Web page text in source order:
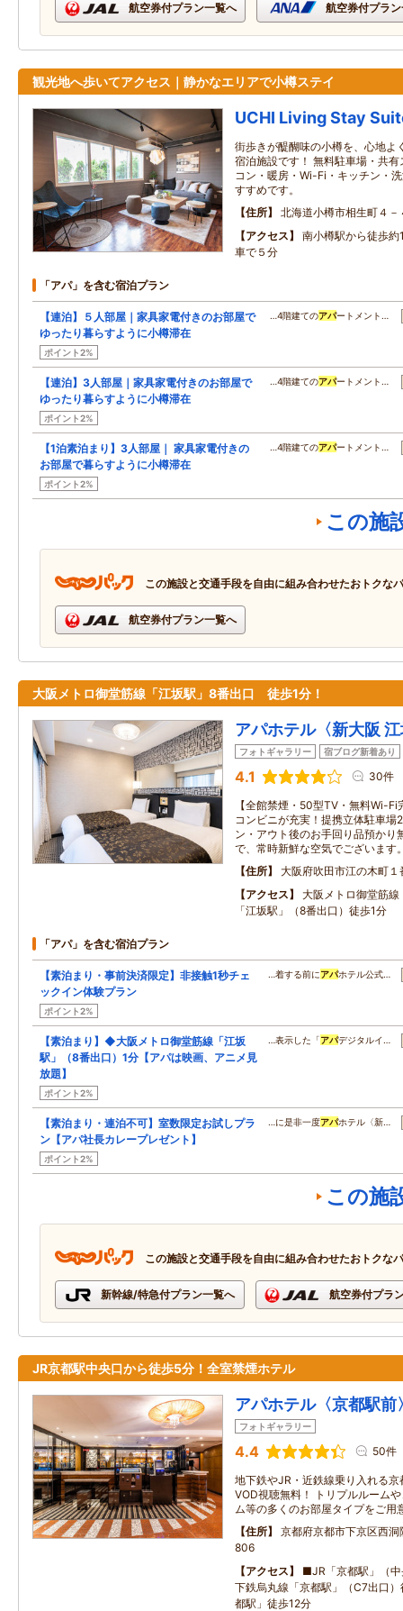
航空券付プラン一覧へ 航空券付プラ
観光地へ歩いてアクセス｜静かなエリアで小樽ステイ
UCHI Living Stay
街歩きが醍醐味の小樽を、心地よ
宿泊施設です！ 無料駐車場・共
コン・暖房・Wi-Fi・キッチン・
すすめです。
住所
北海道小樽市相生町４－
アクセス
南小樽駅から徒歩
車で５分
「アパ」を含む宿泊プラン
【連泊】５人部屋｜家具家電付きのお部屋で
ゆったり暮らすように小樽滞在
ポイント2%
…4階建てのアパートメント…
【連泊】3人部屋｜家具家電付きのお部屋で
ゆったり暮らすように小樽滞在
ポイント2%
…4階建てのアパートメント…
【1泊素泊まり】3人部屋｜ 家具家電付きの
お部屋で暮らすように小樽滞在
ポイント2%
…4階建てのアパートメント…
この施
この施設と交通手段を自由に組み合わせたおトクな
航空券付プラン一覧へ
大阪メトロ御堂筋線「江坂駅」8番出口 徒歩1分！
アパホテル〈新大阪
フォトギャラリー 宿ブログ新着あり
4.1 30件
【全館禁煙・50型TV・無料Wi-
コンビニが充実！提携立体駐車
ン・アウト後のお手回り品預か
で、常時新鮮な空気でございます
住所
大阪府吹田市江の木町１
アクセス
大阪メトロ御堂筋
「江坂駅」（8番出口）徒歩1分
「アパ」を含む宿泊プラン
【素泊まり・事前決済限定】非接触1秒チェ
ックイン体験プラン
ポイント2%
…着する前にアパホテル公式…
【素泊まり】◆大阪メトロ御堂筋線「江坂
駅」（8番出口）1分【アパは映画、アニメ見
放題】
ポイント2%
…表示した「アパデジタルイ…
【素泊まり・連泊不可】室数限定お試しプラ
ン【アパ社長カレープレゼント】
ポイント2%
…に是非一度アパホテル〈新…
この施
この施設と交通手段を自由に組み合わせたおトクな
新幹線/特急付プラン一覧へ 航空券付プラ
JR京都駅中央口から徒歩5分！全室禁煙ホテル
アパホテル〈京都駅前
フォトギャラリー
4.4 50件
地下鉄やJR・近鉄線乗り入れる
VOD視聴無料！ トリプルルーム
ム等の多くのお部屋タイプをご用
住所
京都府京都市下京区西
806
アクセス
■JR「京都駅」（
下鉄烏丸線「京都駅」（C7出口
都駅」徒歩12分